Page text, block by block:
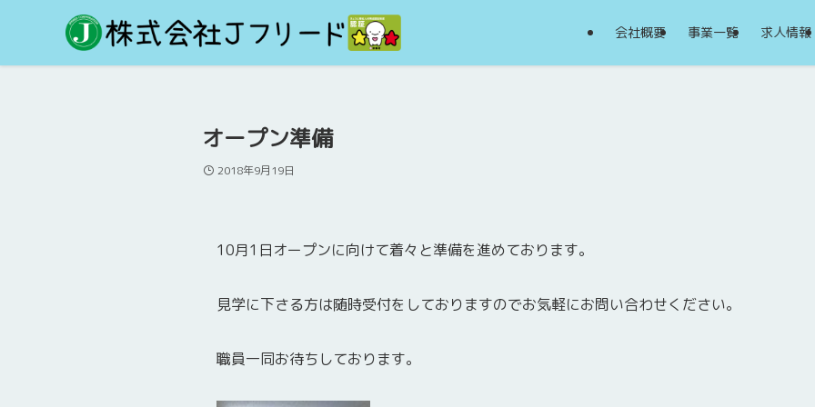
会社概要 事業一覧 求人情報
オープン準備
2018年9月19日
10月1日オープンに向けて着々と準備を進めております。
見学に下さる方は随時受付をしておりますのでお気軽にお問い合わせください。
職員一同お待ちしております。